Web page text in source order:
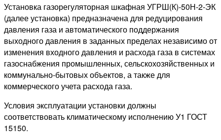
Установка газорегуляторная шкафная УГРШ(К)-50Н-2-ЭК
(далее установка) предназначена для редуцирования
давления газа и автоматического поддержания
выходного давления в заданных пределах независимо от
изменения входного давления и расхода газа в системах
газоснабжения промышленных, сельскохозяйственных и
коммунально-бытовых объектов, а также для
коммерческого учета расхода газа.
Условия эксплуатации установки должны
соответствовать климатическому исполнению У1 ГОСТ
15150.